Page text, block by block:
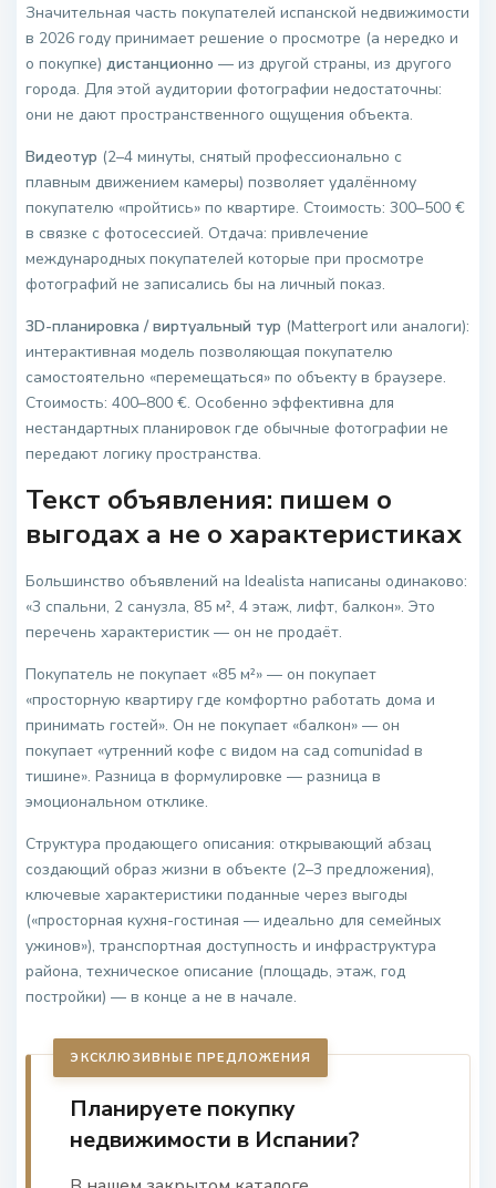
Значительная часть покупателей испанской недвижимости
в 2026 году принимает решение о просмотре (а нередко и
о покупке)дистанционно — из другой страны, из другого
города. Для этой аудитории фотографии недостаточны:
они не дают пространственного ощущения объекта.
Видеотур (2–4 минуты, снятый профессионально с
плавным движением камеры) позволяет удалённому
покупателю «пройтись» по квартире. Стоимость: 300–500 €
в связке с фотосессией. Отдача: привлечение
международных покупателей которые при просмотре
фотографий не записались бы на личный показ.
3D-планировка / виртуальный тур (Matterport или аналоги):
интерактивная модель позволяющая покупателю
самостоятельно «перемещаться» по объекту в браузере.
Стоимость: 400–800 €. Особенно эффективна для
нестандартных планировок где обычные фотографии не
передают логику пространства.
Текст объявления: пишем о
выгодах а не о характеристиках
Большинство объявлений на Idealista написаны одинаково:
«3 спальни, 2 санузла, 85 м², 4 этаж, лифт, балкон». Это
перечень характеристик — он не продаёт.
Покупатель не покупает «85 м²» — он покупает
«просторную квартиру где комфортно работать дома и
принимать гостей». Он не покупает «балкон» — он
покупает «утренний кофе с видом на сад comunidad в
тишине». Разница в формулировке — разница в
эмоциональном отклике.
Структура продающего описания: открывающий абзац
создающий образ жизни в объекте (2–3 предложения),
ключевые характеристики поданные через выгоды
(«просторная кухня-гостиная — идеально для семейных
ужинов»), транспортная доступность и инфраструктура
района, техническое описание (площадь, этаж, год
постройки) — в конце а не в начале.
ЭКСКЛЮЗИВНЫЕ ПРЕДЛОЖЕНИЯ
Планируете покупку
недвижимости в Испании?